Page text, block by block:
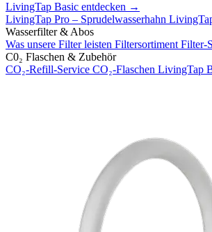
LivingTap Basic entdecken →
LivingTap Pro – Sprudelwasserhahn
Wasserfilter & Abos
Was unsere Filter leisten Filtersortiment Filter-
C0₂ Flaschen & Zubehör
CO₂-Refill-Service CO₂-Flaschen LivingTap